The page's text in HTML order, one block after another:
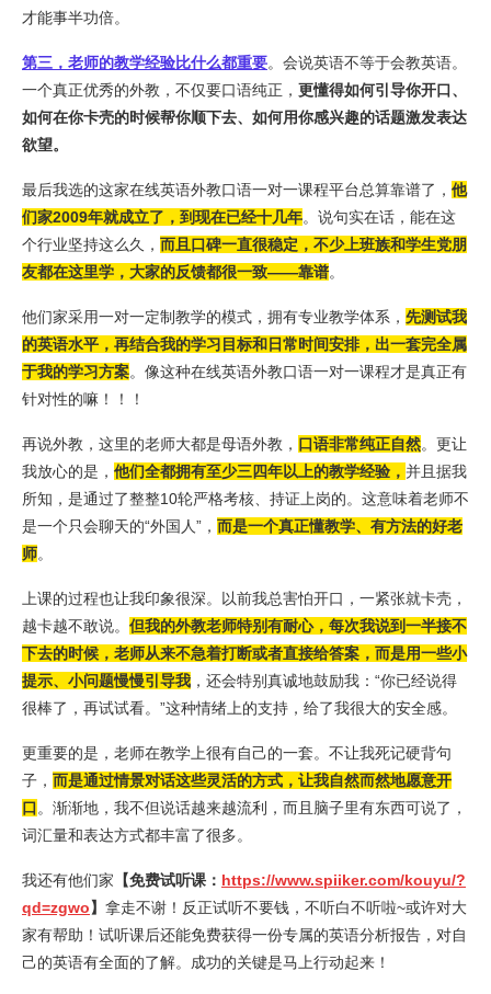
才能事半功倍。
第三，老师的教学经验比什么都重要。会说英语不等于会教英语。
一个真正优秀的外教，不仅要口语纯正， 更懂得如何引导你开口、
如何在你卡壳的时候帮你顺下去、如何用你感兴趣的话题激发表达
欲望。
最后我选的这家在线英语外教口语一对一课程平台总算靠谱了， 他
们家2009年就成立了，到现在已经十几年。说句实在话，能在这
个行业坚持这么久， 而且口碑一直很稳定，不少上班族和学生党朋
友都在这里学，大家的反馈都很一致——靠谱。
他们家采用一对一定制教学的模式，拥有专业教学体系， 先测试我
的英语水平，再结合我的学习目标和日常时间安排，出一套完全属
于我的学习方案。像这种在线英语外教口语一对一课程才是真正有
针对性的嘛！！！
再说外教，这里的老师大都是母语外教， 口语非常纯正自然。更让
我放心的是， 他们全都拥有至少三四年以上的教学经验， 并且据我
所知，是通过了整整10轮严格考核、持证上岗的。这意味着老师不
是一个只会聊天的“外国人”， 而是一个真正懂教学、有方法的好老
师。
上课的过程也让我印象很深。以前我总害怕开口，一紧张就卡壳，
越卡越不敢说。 但我的外教老师特别有耐心，每次我说到一半接不
下去的时候，老师从来不急着打断或者直接给答案，而是用一些小
提示、小问题慢慢引导我 ，还会特别真诚地鼓励我：“你已经说得
很棒了，再试试看。”这种情绪上的支持，给了我很大的安全感。
更重要的是，老师在教学上很有自己的一套。不让我死记硬背句
子， 而是通过情景对话这些灵活的方式，让我自然而然地愿意开
口 。渐渐地，我不但说话越来越流利，而且脑子里有东西可说了，
词汇量和表达方式都丰富了很多。
我还有他们家 【免费试听课： https://www.spiiker.com/kouyu/?
qd=zgwo】 拿走不谢！反正试听不要钱，不听白不听啦~或许对大
家有帮助！试听课后还能免费获得一份专属的英语分析报告，对自
己的英语有全面的了解。成功的关键是马上行动起来！